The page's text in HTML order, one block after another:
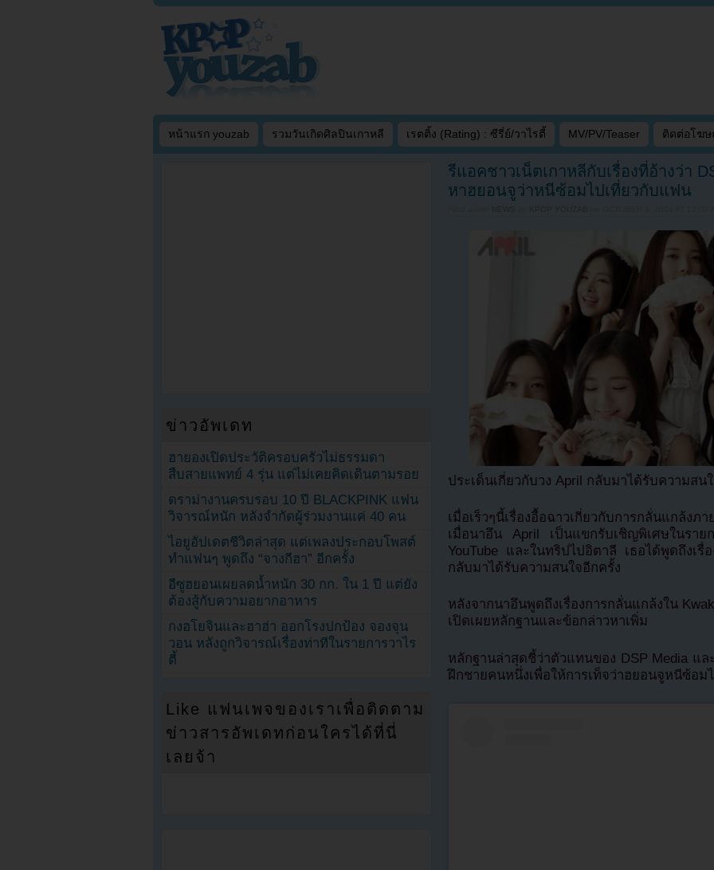
หน้าแรก youzab รวมวันเกิดศิลปินเกาหลี เรตติ้ง (Rating) : ซีรี่ย์/วาไรตี้ MV/PV/Teaser ติดต่อโฆ
รีแอคชาวเน็ตเกาหลีกับเรื่องที่อ้างว่า
หาฮยอนจูว่าหนีซ้อมไปเที่ยวกับแฟน
NEWS KPOP YOUZAB
ประเด็นเกี่ยวกับวง April กลับมาได้รับความสน
เมื่อเร็วๆนี้เรื่องอื้อฉาวเกี่ยวกับการกลั่นแกล้งภ
เมื่อนาอึน April เป็นแขกรับเชิญพิเศษในรา
YouTube และในทริปไปอิตาลี เธอได้พูดถึงเรื่
กลับมาได้รับความสนใจอีกครั้ง
หลังจากนาอึนพูดถึงเรื่องการกลั่นแกล้งใน
เปิดเผยหลักฐานและข้อกล่าวหาเพิ่ม
หลักฐานล่าสุดชี้ว่าตัวแทนของ DSP Media แ
ฝึกชายคนหนึ่งเพื่อให้การเท็จว่าฮยอนจูหนีซ้อม
ข่าวอัพเดท
ฮายองเปิดประวัติครอบครัวไม่ธรรมดา
สืบสายแพทย์ 4 รุ่น แต่ไม่เคยคิดเดินตามรอย
ดราม่างานครบรอบ 10 ปี BLACKPINK แฟน
วิจารณ์หนัก หลังจำกัดผู้ร่วมงานแค่ 40 คน
ไอยูอัปเดตชีวิตล่าสุด แต่เพลงประกอบโพสต์
ทำแฟนๆ พูดถึง “จางกีฮา” อีกครั้ง
อีซูฮยอนเผยลดน้ำหนัก 30 กก. ใน 1 ปี แต่ยัง
ต้องสู้กับความอยากอาหาร
กงฮโยจินและฮาฮ่า ออกโรงปกป้อง จองจุน
วอน หลังถูกวิจารณ์เรื่องท่าทีในรายการวาไร
ตี้
Like แฟนเพจของเราเพื่อติดตาม
ข่าวสารอัพเดทก่อนใครได้ที่นี่
เลยจ้า